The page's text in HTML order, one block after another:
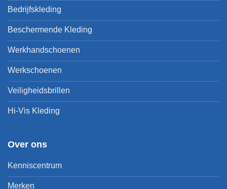
Bedrijfskleding
Beschermende Kleding
Werkhandschoenen
Werkschoenen
Veiligheidsbrillen
Hi-Vis Kleding
Over ons
Kenniscentrum
Merken